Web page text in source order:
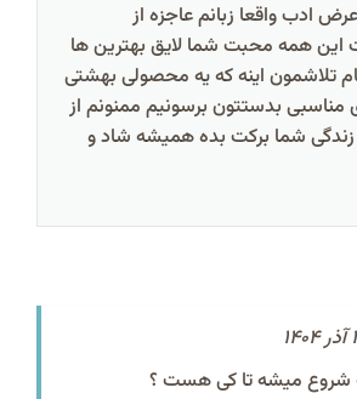
ادب واقعا زبانم عاجزه از
این همه محبت شما لایق بهترین ها
تلاشمون اینه که یه محصولی بهشتی
مناسبی بدستتون برسونیم ممنونم از
زندگی شما برکت بده همیشه شاد و